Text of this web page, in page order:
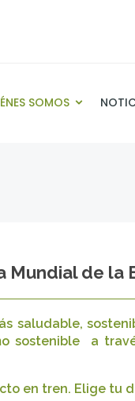
SOMOS
Mundial de la
saludable,
sostenible a
en tren. Elige tu